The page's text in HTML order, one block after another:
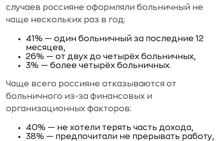
случаев россияне оформляли больничный не
чаще нескольких раз в год:
41% — один больничный за последние 12
месяцев,
26% — от двух до четырёх больничных,
3% — более четырёх больничных.
Чаще всего россияне отказываются от
больничного из-за финансовых и
организационных факторов:
40% — не хотели терять часть дохода,
38% — предпочитали не прерывать работу,